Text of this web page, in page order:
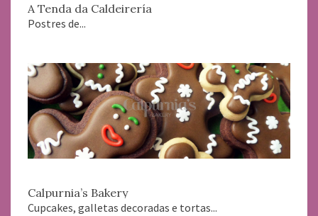
A Tenda da Caldeirería
Postres de...
Calpurnia’s Bakery
Cupcakes, galletas decoradas e tortas...